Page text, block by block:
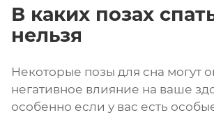
В каких позах
нельзя
Некоторые позы для сна могут
негативное влияние на ваше
особенно если у вас есть